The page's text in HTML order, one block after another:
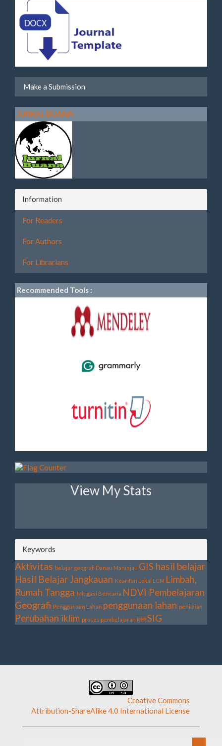
Make a Submission
JURNAL BUANA:
Information
For Readers
For Authors
For Librarians
Recommended Tools :
View My Stats
Keywords
Aktivitas belajar geografi Danau Maninjau GIS hasil belajar
Hasil Belajar Jangkauan Kearifan Lokal LCM Limbah,
Rumah Tangga Mitigasi Bencana NDVI Pembelajaran
Geografi Penggunaan Lahan penggunaan lahan penilaian
Perubahan iklim proses pembelajaran RPPSIG
Creative Commons
Attribution-ShareAlike 4.0 International License.